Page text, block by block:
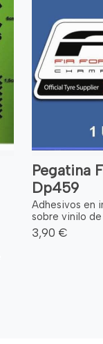
Pegatina
Dp459
Adhesivos en
sobre vinilo de
3,90 €